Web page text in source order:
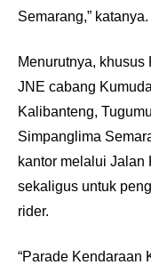
Semarang,” katanya.
Menurutnya,
JNE cabang
Kalibanteng,
Simpanglima
kantor melalui Jalan
sekaligus untuk
rider.
“Parade Kendaraan